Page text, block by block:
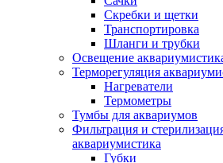
Скребки и щетки
Транспортировка
Шланги и трубки
Освещение
Терморегуляция
Нагреватели
Термометры
Тумбы для аквариумов
Фильтрация и
аквариумистика
Губки